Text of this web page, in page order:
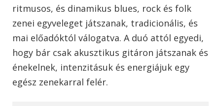
ritmusos, és dinamikus blues, rock és folk
zenei egyveleget játszanak, tradicionális, és
mai előadóktól válogatva. A duó attól egyedi,
hogy bár csak akusztikus gitáron játszanak és
énekelnek, intenzitásuk és energiájuk egy
egész zenekarral felér.